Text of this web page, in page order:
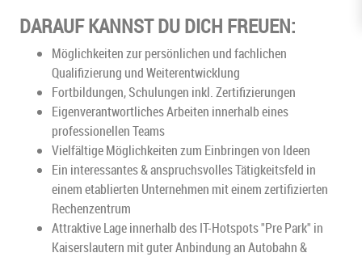
DARAUF KANNST DU DICH FREUEN:
Möglichkeiten zur persönlichen und fachlichen
Qualifizierung und Weiterentwicklung
Fortbildungen, Schulungen inkl. Zertifizierungen
Eigenverantwortliches Arbeiten innerhalb eines
professionellen Teams
Vielfältige Möglichkeiten zum Einbringen von Ideen
Ein interessantes & anspruchsvolles Tätigkeitsfeld in
einem etablierten Unternehmen mit einem zertifizierten
Rechenzentrum
Attraktive Lage innerhalb des IT-Hotspots "Pre Park" in
Kaiserslautern mit guter Anbindung an Autobahn &